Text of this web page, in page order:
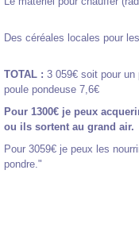
Des céréales locales pour
TOTAL : 3 059€ soit pour
poule pondeuse 7,6€
Pour 1300€ je peux
ou ils sortent au grand air.
Pour 3059€ je peux les
pondre."